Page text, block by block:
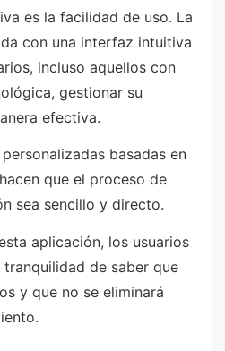
es la facilidad de uso. La
con una interfaz intuitiva
incluso aquellos con
gestionar su
efectiva.
basadas en
que el proceso de
sea sencillo y directo.
aplicación, los usuarios
de saber que
y que no se eliminará